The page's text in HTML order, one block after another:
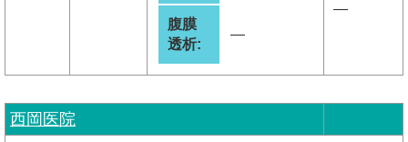
腹膜
透析:
―
―
西岡医院